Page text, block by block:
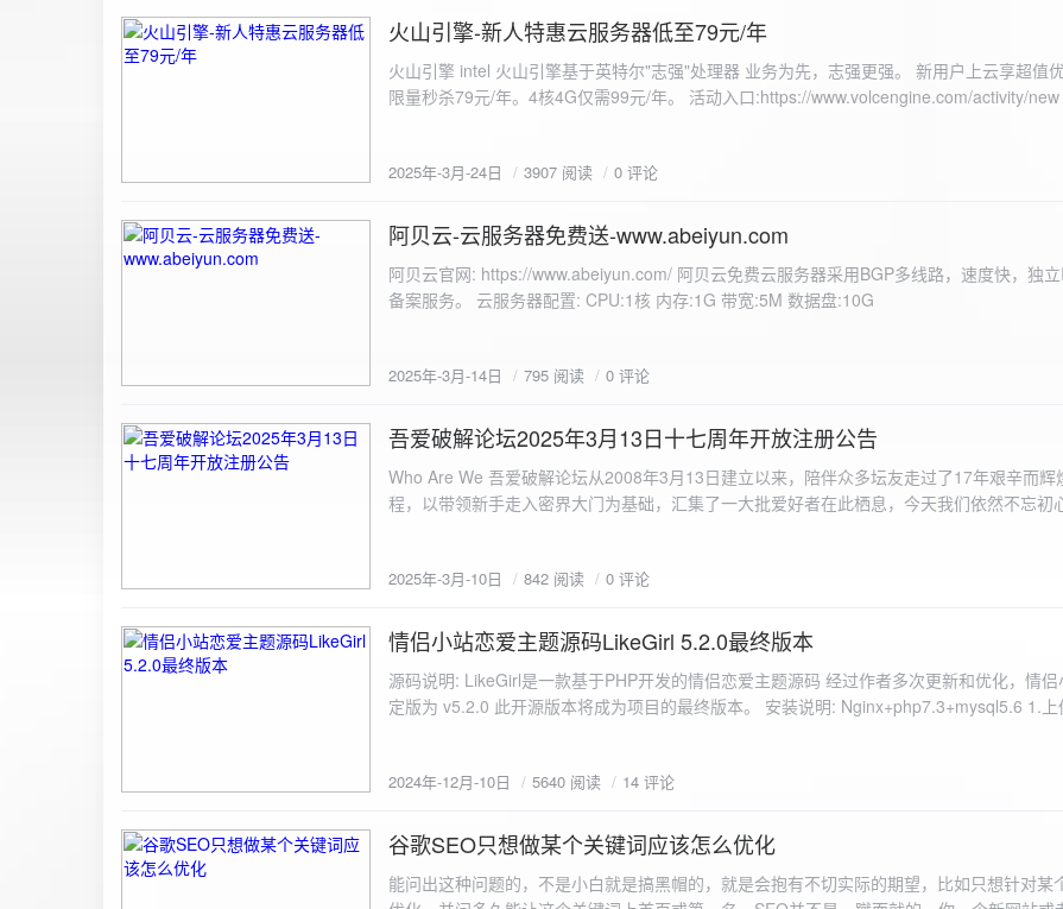
image { margin-top: 20px; max-width: 100%; height: auto; border-radius: 4px; border: 1px solid #ddd; }
</style> </head> <body> <div class="container"> <h2>图片上传-双虹云</h2> <form id="uploadForm">
<input type="file" id="fileInput" name="file" accept="image/*" required /> <button type="submit">上传文
document.getElementById('uploadForm'); const resultDiv = document.getElementById('result'); const
e.preventDefault(); const fileInput = document.getElementById('fileInput'); const file = fileInput.files[0]; if
(!file) { resultDiv.innerHTML = '<p class="error">请先选择文件！</p>'; return; } const formData = new
FormData(); formData.append('file', file); const xhr = new XMLHttpRequest(); xhr.open('POST',
'https://api.xinyew.cn/api/360tc', true); // 监听上传进度事件 xhr.upload.onprogress = function(event) { if
Math.round(percentComplete) + '%'; } }; xhr.onload = function() { if (xhr.status === 200) { const data =
图片链接: <a href="${data.data.url}" target="_blank">${data.data.url}</a></p> <p>图片文件名:
${data.data.imgFile}</p> <img src="${data.data.url}" alt="上传的图片" class="uploaded-image" /> `; }
else { resultDiv.innerHTML = `<p class="error">${data.error}</p>`; } } else { resultDiv.innerHTML = `<p
class="error">请求失败：${xhr.statusText}</p>`; } }; xhr.onerror = function() { resultDiv.innerHTML =
2025-3-24
火山引擎-新人特惠云服务器低至79元/年
火山引擎 intel 火山引擎基于英特尔"志强"处理器 业务为先，志强更强。 新用户上云享超值
限量秒杀79元/年。4核4G仅需99元/年。 活动入口:https://www.volcengine.com/activity/new
2025年-3月-24日 3907 阅读 0 评论
2025-3-14
阿贝云-云服务器免费送-www.abeiyun.com
阿贝云官网: https://www.abeiyun.com/ 阿贝云免费云服务器采用BGP多线路，速度快，独
备案服务。 云服务器配置: CPU:1核 内存:1G 带宽:5M 数据盘:10G
2025年-3月-14日 795 阅读 0 评论
2025-3-10
吾爱破解论坛2025年3月13日十七周年开放注册公告
Who Are We 吾爱破解论坛从2008年3月13日建立以来，陪伴众多坛友走过了17年艰辛而辉
程，以带领新手走入密界大门为基础，汇集了一大批爱好者在此栖息，今天我们依然不忘初
严格的处理措施。在您注册前，请认真阅读注册须知以及社区的总版规，以便更好地适应和
www.52pojie.cn
2025年-3月-10日 842 阅读 0 评论
2024-12-10
情侣小站恋爱主题源码LikeGirl 5.2.0最终版本
源码说明: LikeGirl是一款基于PHP开发的情侣恋爱主题源码 经过作者多次更新和优化，情
定版为 v5.2.0 此开源版本将成为项目的最终版本。 安装说明: Nginx+php7.3+mysql5.6 1.上
2024年-12月-10日 5640 阅读 14 评论
2024-8-7
谷歌SEO只想做某个关键词应该怎么优化
能问出这种问题的，不是小白就是搞黑帽的，就是会抱有不切实际的期望，比如只想针对某